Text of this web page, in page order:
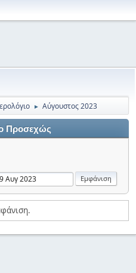
► Αύγουστος 2023
Προσεχώς